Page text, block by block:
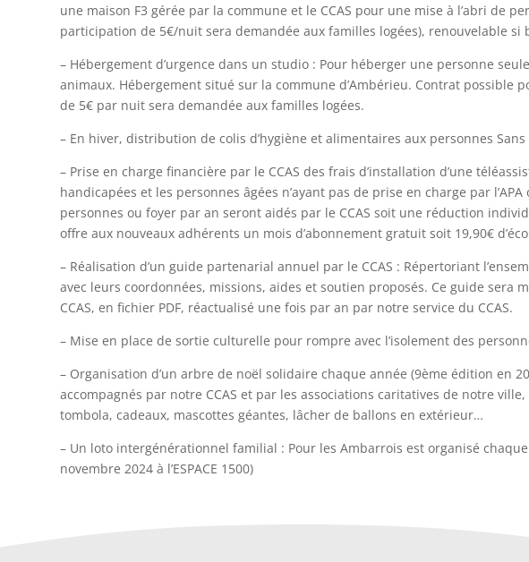
une maison F3 gérée par la commune et le CCAS pour une mise à l’abri de
participation de 5€/nuit sera demandée aux familles logées), renouvelable si
– Hébergement d’urgence dans un studio : Pour héberger une personne
animaux. Hébergement situé sur la commune d’Ambérieu. Contrat possible
de 5€ par nuit sera demandée aux familles logées.
– En hiver, distribution de colis d’hygiène et alimentaires aux personnes Sans
– Prise en charge financière par le CCAS des frais d’installation d’une
handicapées et les personnes âgées n’ayant pas de prise en charge par
personnes ou foyer par an seront aidés par le CCAS soit une réduction
offre aux nouveaux adhérents un mois d’abonnement gratuit soit 19,90€
– Réalisation d’un guide partenarial annuel par le CCAS : Répertoriant
avec leurs coordonnées, missions, aides et soutien proposés. Ce guide sera
CCAS, en fichier PDF, réactualisé une fois par an par notre service du CCAS.
– Mise en place de sortie culturelle pour rompre avec l’isolement des
– Organisation d’un arbre de noël solidaire chaque année (9ème édition en
accompagnés par notre CCAS et par les associations caritatives de notre
tombola, cadeaux, mascottes géantes, lâcher de ballons en extérieur…
– Un loto intergénérationnel familial : Pour les Ambarrois est organisé
novembre 2024 à l’ESPACE 1500)